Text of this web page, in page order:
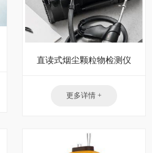
直读式烟尘颗粒物检测仪
更多详情 +